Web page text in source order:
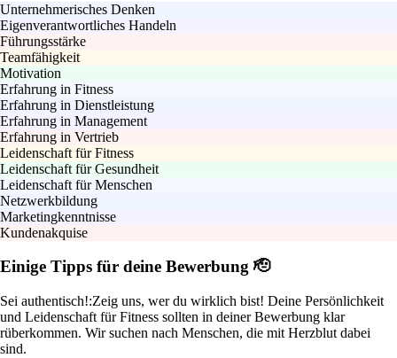
Unternehmerisches Denken
Eigenverantwortliches Handeln
Führungsstärke
Teamfähigkeit
Motivation
Erfahrung in Fitness
Erfahrung in Dienstleistung
Erfahrung in Management
Erfahrung in Vertrieb
Leidenschaft für Fitness
Leidenschaft für Gesundheit
Leidenschaft für Menschen
Netzwerkbildung
Marketingkenntnisse
Kundenakquise
Einige Tipps für deine Bewerbung 🫡
Sei authentisch!:Zeig uns, wer du wirklich bist! Deine Persönlichkeit
und Leidenschaft für Fitness sollten in deiner Bewerbung klar
rüberkommen. Wir suchen nach Menschen, die mit Herzblut dabei
sind.